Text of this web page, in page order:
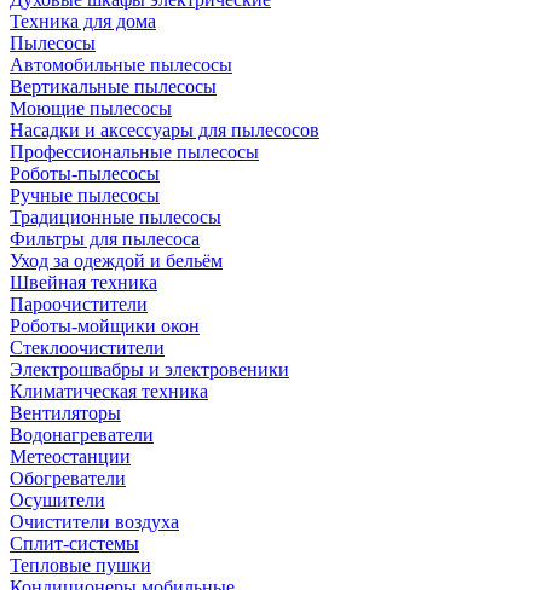
Техника для дома
Пылесосы
Автомобильные пылесосы
Вертикальные пылесосы
Моющие пылесосы
Насадки и аксессуары для пылесосов
Профессиональные пылесосы
Роботы-пылесосы
Ручные пылесосы
Традиционные пылесосы
Фильтры для пылесоса
Уход за одеждой и бельём
Швейная техника
Пароочистители
Роботы-мойщики окон
Стеклоочистители
Электрошвабры и электровеники
Климатическая техника
Вентиляторы
Водонагреватели
Метеостанции
Обогреватели
Осушители
Очистители воздуха
Сплит-системы
Тепловые пушки